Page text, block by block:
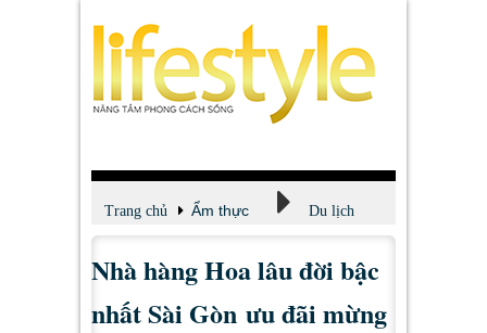
Trang chủ Ẩm thực Du lịch
Nhà hàng Hoa lâu đời bậc
nhất Sài Gòn ưu đãi mừng